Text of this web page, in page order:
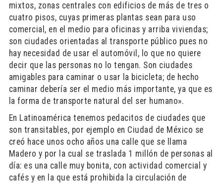
mixtos, zonas centrales con edificios de más de tres o
cuatro pisos, cuyas primeras plantas sean para uso
comercial, en el medio para oficinas y arriba viviendas;
son ciudades orientadas al transporte público pues no
hay necesidad de usar el automóvil, lo que no quiere
decir que las personas no lo tengan. Son ciudades
amigables para caminar o usar la bicicleta; de hecho
caminar debería ser el medio más importante, ya que es
la forma de transporte natural del ser humano».
En Latinoamérica tenemos pedacitos de ciudades que
son transitables, por ejemplo en Ciudad de México se
creó hace unos ocho años una calle que se llama
Madero y por la cual se traslada 1 millón de personas al
día: es una calle muy bonita, con actividad comercial y
cafés y en la que está prohibida la circulación de